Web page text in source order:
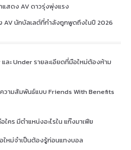
กแสดง AV ดาวรุ่งพุ่งแรง
AV นักบัลเลต์ที่กำลังถูกพูดถึงในปี 2026
ละ Under รายละเอียดที่มือใหม่ต้องห้าม
ความสัมพันธ์แบบ Friends With Benefits
คร มีตำแหน่งอะไรใน แก๊งมาเฟีย
ใหม่จำเป็นต้องรู้ก่อนแทงบอล